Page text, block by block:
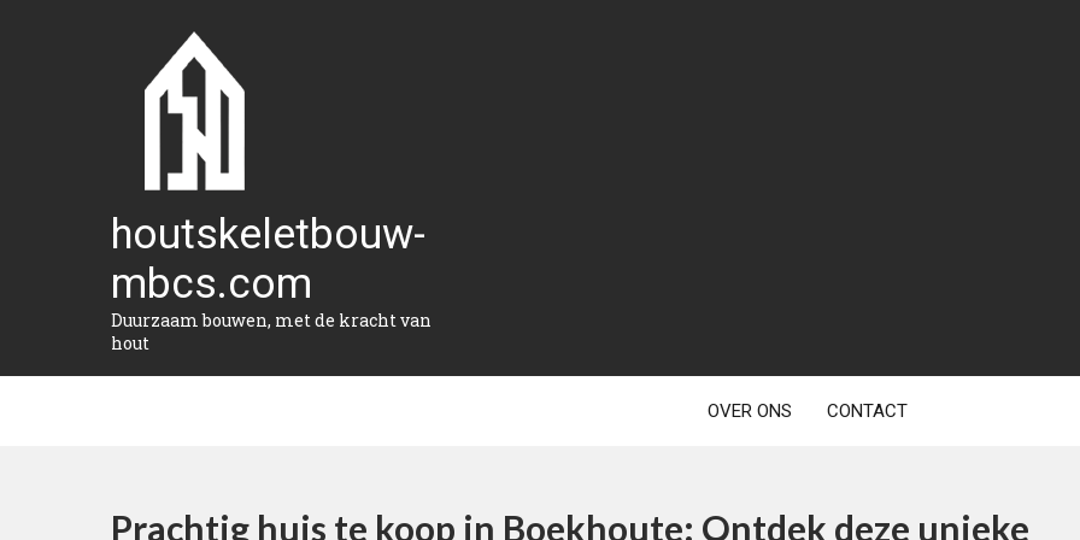
houtskeletbouw-
mbcs.com
Duurzaam bouwen, met de kracht van
hout
OVER ONS CONTACT
Prachtig huis te koop in Boekhoute: Ontdek deze unieke